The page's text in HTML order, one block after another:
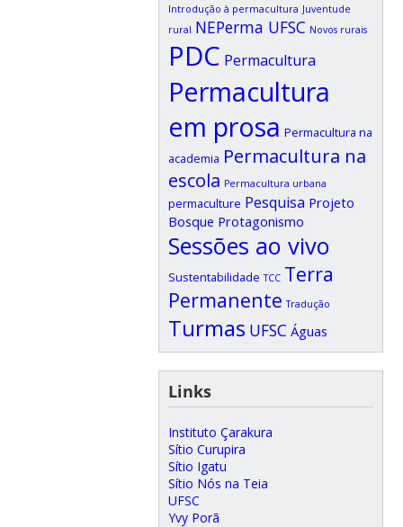
Introdução à permacultura Juventude
rural NEPerma UFSC Novos rurais
PDC Permacultura
Permacultura
em prosa Permacultura na
academia Permacultura na
escola Permacultura urbana
permaculture Pesquisa Projeto
Bosque Protagonismo
Sessões ao vivo
Sustentabilidade TCC Terra
Permanente Tradução
Turmas UFSC Águas
Links
Instituto Çarakura
Sítio Curupira
Sítio Igatu
Sítio Nós na Teia
UFSC
Yvy Porã